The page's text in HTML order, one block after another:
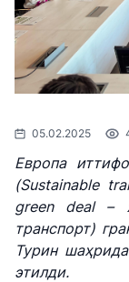
05.02.2025
Европа
(Sustainable
green deal –
транспорт)
Турин
этилди.